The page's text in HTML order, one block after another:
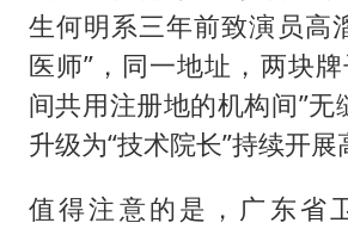
生何明系三年前致演员高
医师”，同一地址，两块
间共用注册地的机构间”无
升级为“技术院长”持续开展
值得注意的是，广东省